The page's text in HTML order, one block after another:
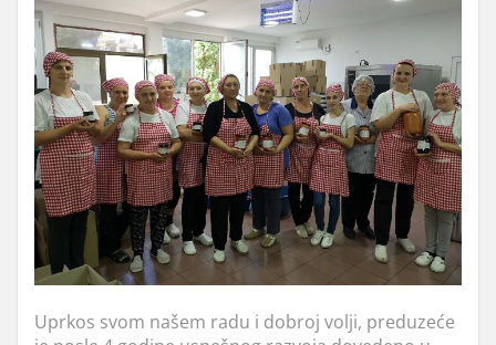
Uprkos svom našem radu i dobroj volji, preduzeće